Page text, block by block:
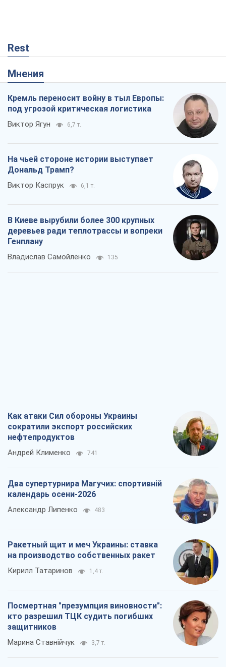
Rest
Мнения
Кремль переносит войну в тыл Европы:
под угрозой критическая логистика
Виктор Ягун 6,7 т.
На чьей стороне истории выступает
Дональд Трамп?
Виктор Каспрук 6,1 т.
В Киеве вырубили более 300 крупных
деревьев ради теплотрассы и вопреки
Генплану
Владислав Самойленко 135
Как атаки Сил обороны Украины
сократили экспорт российских
нефтепродуктов
Андрей Клименко 741
Два супертурнира Магучих: спортивній
календарь осени-2026
Александр Липенко 483
Ракетный щит и меч Украины: ставка
на производство собственных ракет
Кирилл Татаринов 1,4 т.
Посмертная "презумпция виновности":
кто разрешил ТЦК судить погибших
защитников
Марина Ставнійчук 3,7 т.